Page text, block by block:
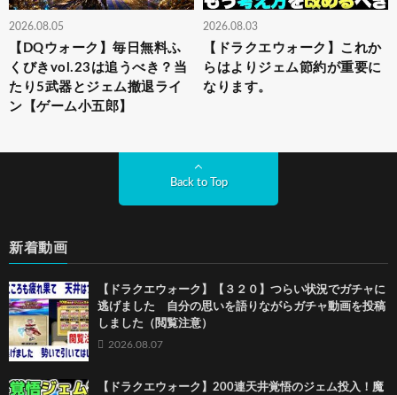
2026.08.05
【DQウォーク】毎日無料ふ
くびきvol.23は追うべき？当
たり5武器とジェム撤退ライ
ン【ゲーム小五郎】
2026.08.03
【ドラクエウォーク】これか
らはよりジェム節約が重要に
なります。
Back to Top
新着動画
【ドラクエウォーク】【３２０】つらい状況でガチャに
逃げました 自分の思いを語りながらガチャ動画を投稿
しました（閲覧注意）
2026.08.07
【ドラクエウォーク】200連天井覚悟のジェム投入！魔